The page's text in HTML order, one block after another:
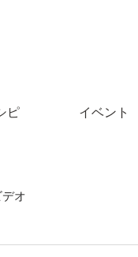
ピ イベント
オ